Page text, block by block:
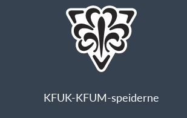
KFUK-KFUM-speiderne